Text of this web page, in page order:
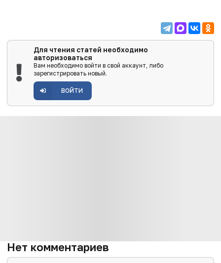
Для чтения статей необходимо
авторизоваться
Вам необходимо войти в свой аккаунт, либо
зарегистрировать новый.
ВОЙТИ
Нет комментариев